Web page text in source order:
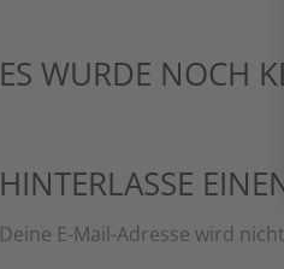
ES WURDE NOCH
HINTERLASSE
Deine E-Mail-Adresse wird